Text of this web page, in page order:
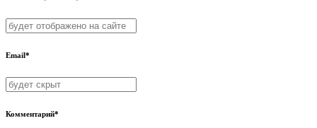
Email*
Комментарий*